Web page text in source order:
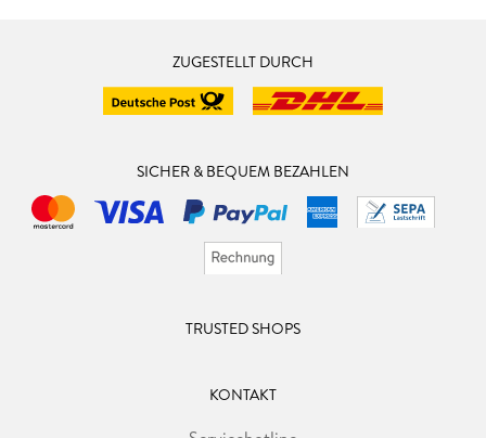
ZUGESTELLT DURCH
SICHER & BEQUEM BEZAHLEN
TRUSTED SHOPS
KONTAKT